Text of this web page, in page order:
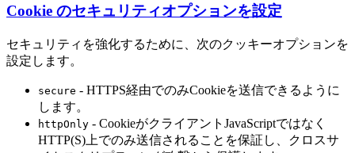
Cookie のセキュリティオプションを設定
セキュリティを強化するために、次のクッキーオプションを
設定します。
secure - HTTPS経由でのみCookieを送信できるように
します。
httpOnly - CookieがクライアントJavaScriptではなく
HTTP(S)上でのみ送信されることを保証し、クロスサ